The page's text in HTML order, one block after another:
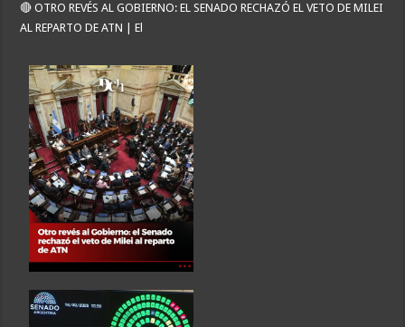
🔴 OTRO REVÉS AL GOBIERNO: EL SENADO RECHAZÓ EL VETO DE MILEI
AL REPARTO DE ATN | El